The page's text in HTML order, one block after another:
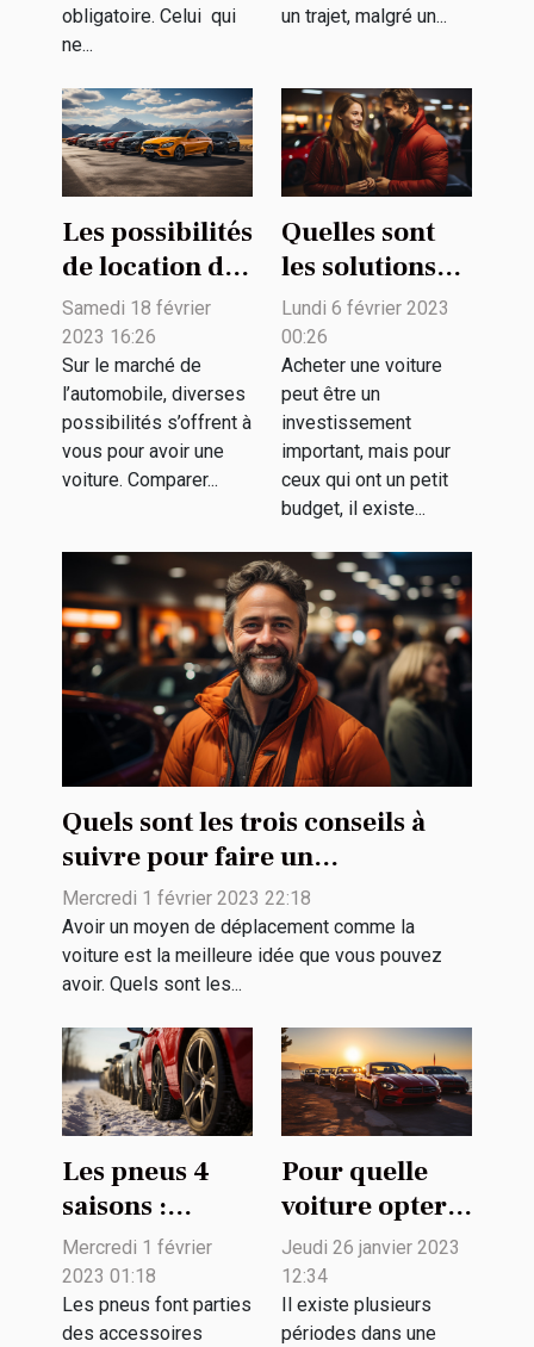
obligatoire. Celui qui
ne...
un trajet, malgré un...
Les possibilités
de location de
voiture
Samedi 18 février
2023 16:26
Sur le marché de
l’automobile, diverses
possibilités s’offrent à
vous pour avoir une
voiture. Comparer...
Quelles sont
les solutions
pour acheter
une voiture
avec un petit
budget ?
Lundi 6 février 2023
00:26
Acheter une voiture
peut être un
investissement
important, mais pour
ceux qui ont un petit
budget, il existe...
Quels sont les trois conseils à
suivre pour faire un
rachat de véhicule ?
Mercredi 1 février 2023 22:18
Avoir un moyen de déplacement comme la
voiture est la meilleure idée que vous pouvez
avoir. Quels sont les...
Les pneus 4
saisons :
pourquoi
opter pour ce
choix ?
Mercredi 1 février
2023 01:18
Les pneus font parties
des accessoires
Pour quelle
voiture opter
pour profiter
de l'été ?
Jeudi 26 janvier 2023
12:34
Il existe plusieurs
périodes dans une